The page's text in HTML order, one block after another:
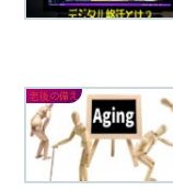
老後の備え